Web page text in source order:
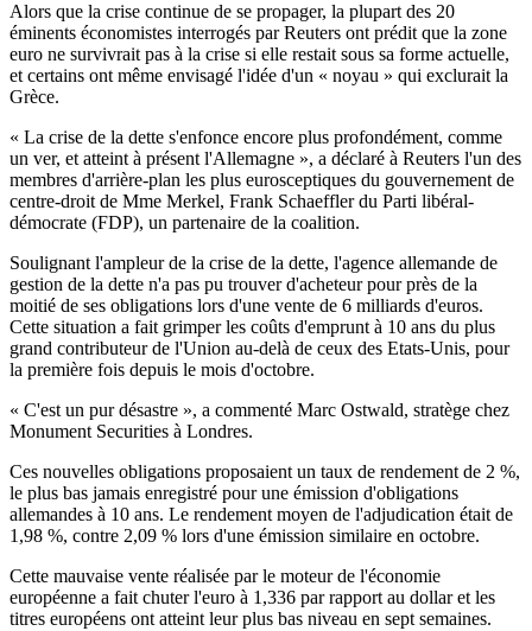
Alors que la crise continue de se propager, la plupart des 20
éminents économistes interrogés par Reuters ont prédit que la zone
euro ne survivrait pas à la crise si elle restait sous sa forme actuelle,
et certains ont même envisagé l'idée d'un « noyau » qui exclurait la
Grèce.
« La crise de la dette s'enfonce encore plus profondément, comme
un ver, et atteint à présent l'Allemagne », a déclaré à Reuters l'un des
membres d'arrière-plan les plus eurosceptiques du gouvernement de
centre-droit de Mme Merkel, Frank Schaeffler du Parti libéral-
démocrate (FDP), un partenaire de la coalition.
Soulignant l'ampleur de la crise de la dette, l'agence allemande de
gestion de la dette n'a pas pu trouver d'acheteur pour près de la
moitié de ses obligations lors d'une vente de 6 milliards d'euros.
Cette situation a fait grimper les coûts d'emprunt à 10 ans du plus
grand contributeur de l'Union au-delà de ceux des Etats-Unis, pour
la première fois depuis le mois d'octobre.
« C'est un pur désastre », a commenté Marc Ostwald, stratège chez
Monument Securities à Londres.
Ces nouvelles obligations proposaient un taux de rendement de 2 %,
le plus bas jamais enregistré pour une émission d'obligations
allemandes à 10 ans. Le rendement moyen de l'adjudication était de
1,98 %, contre 2,09 % lors d'une émission similaire en octobre.
Cette mauvaise vente réalisée par le moteur de l'économie
européenne a fait chuter l'euro à 1,336 par rapport au dollar et les
titres européens ont atteint leur plus bas niveau en sept semaines.